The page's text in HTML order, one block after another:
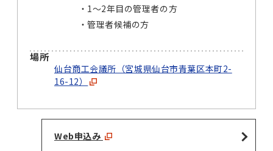
1〜2年目の管理者の方
管理者候補の方
場所
仙台商工会議所（宮城県仙台市青葉区本町2-
16-12）
Web申込み